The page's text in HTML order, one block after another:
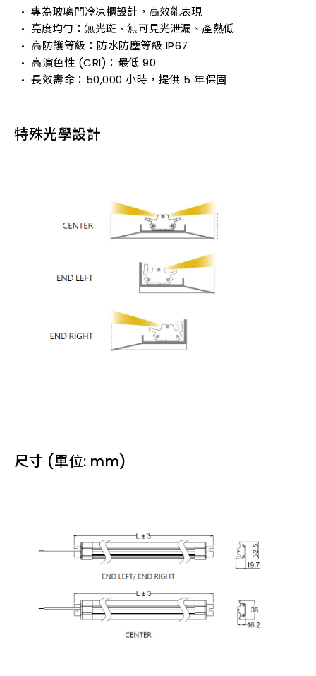
專為玻璃門冷凍櫃設計，高效能表現
亮度均勻：無光斑、無可見光泄漏、產熱低
高防護等級：防水防塵等級 IP67
高演色性 (CRI)：最低 90
長效壽命：50,000 小時，提供 5 年保固
特殊光學設計
尺寸 (單位: mm)